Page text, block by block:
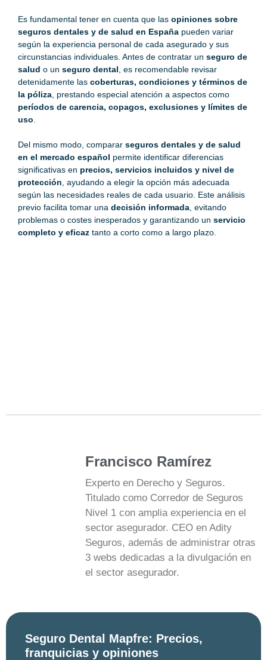
Es fundamental tener en cuenta que las opiniones sobre
seguros dentales y de salud en España pueden variar
según la experiencia personal de cada asegurado y sus
circunstancias individuales. Antes de contratar un seguro de
salud o un seguro dental , es recomendable revisar
detenidamente las coberturas, condiciones y términos de
la póliza , prestando especial atención a aspectos como
períodos de carencia, copagos, exclusiones y límites de
uso
Del mismo modo, comparar seguros dentales y de salud
en el mercado español permite identificar diferencias
significativas en precios, servicios incluidos y nivel de
protección , ayudando a elegir la opción más adecuada
según las necesidades reales de cada usuario. Este análisis
previo facilita tomar una decisión informada , evitando
problemas o costes inesperados y garantizando un servicio
completo y eficaz tanto a corto como a largo plazo.
Francisco Ramírez
Experto en Derecho y Seguros.
Titulado como Corredor de Seguros
Nivel 1 con amplia experiencia en el
sector asegurador. CEO en Adity
Seguros, además de administrar otras
3 webs dedicadas a la divulgación en
el sector asegurador.
Seguro Dental Mapfre: Precios,
franquicias y opiniones